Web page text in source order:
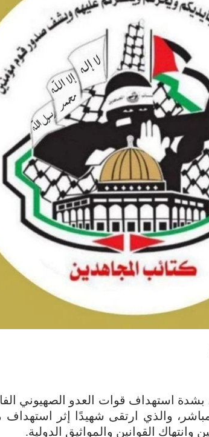
، بشدة استهداف قوات العدو الصهيوني
والذي ارتقى شهيدًا إثر
القوانين والمواثيق الدولية.